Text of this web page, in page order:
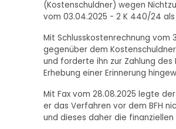
(Kostenschuldner) wegen
vom 03.04.2025 - 2 K 440/24
Mit Schlusskostenrechnung vom
gegenüber dem
und forderte ihn zur Zahlung
Erhebung einer Erinnerung
Mit Fax vom 28.08.2025 legte
er das Verfahren vor dem BFH
und dieses daher die